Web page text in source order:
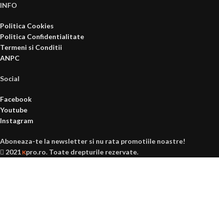
INFO
Politica Cookies
Politica Confidentialitate
Termeni si Conditii
ANPC
Social
Facebook
Youtube
Instagram
Aboneaza-te la newsletter si nu rata promotiile noastre!
2021 Kpro.ro. Toate drepturile rezervate.